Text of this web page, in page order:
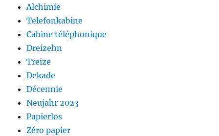
Alchimie
Telefonkabine
Cabine téléphonique
Dreizehn
Treize
Dekade
Décennie
Neujahr 2023
Papierlos
Zéro papier